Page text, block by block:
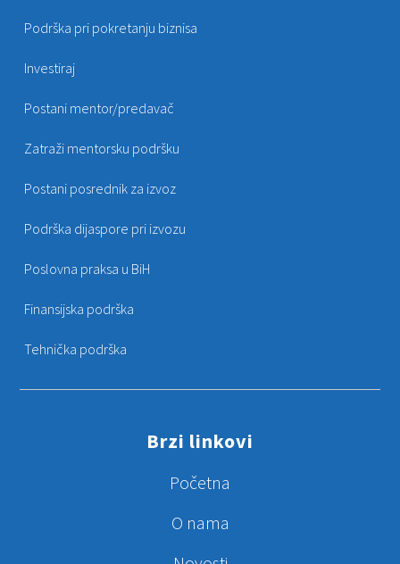
Podrška pri pokretanju biznisa
Investiraj
Postani mentor/predavač
Zatraži mentorsku podršku
Postani posrednik za izvoz
Podrška dijaspore pri izvozu
Poslovna praksa u BiH
Finansijska podrška
Tehnička podrška
Brzi linkovi
Početna
O nama